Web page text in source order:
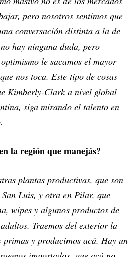
pero nosotros sentimos que
conversación distinta a la de
hay ninguna duda, pero
le sacamos el mayor
nos toca. Este tipo de cosas
Kimberly-Clark a nivel global
siga mirando el talento en
la región que manejás?
plantas productivas, que son
Luis, y otra en Pilar, que
wipes y algunos productos de
Traemos del exterior la
y producimos acá. Hay un